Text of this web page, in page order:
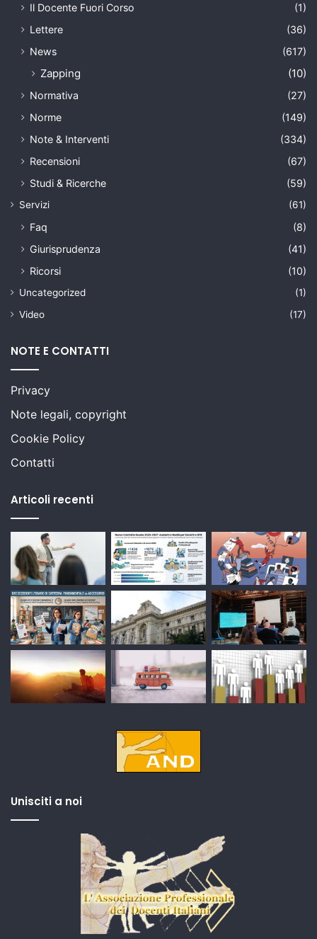
Il Docente Fuori Corso
(1)
Lettere
(36)
News
(617)
Zapping (10)
Normativa
(27)
Norme
(149)
Note & Interventi
(334)
Recensioni
(67)
Studi & Ricerche
(59)
Servizi (61)
Faq
(8)
Giurisprudenza
(41)
Ricorsi
(10)
Uncategorized
(1)
Video
(17)
NOTE E CONTATTI
Privacy
Note legali, copyright
Cookie Policy
Contatti
Articoli recenti
Unisciti a noi